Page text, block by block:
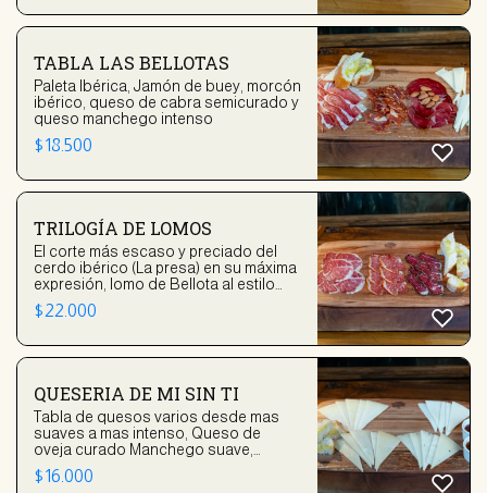
TABLA LAS BELLOTAS
Paleta Ibérica, Jamón de buey, morcón
ibérico, queso de cabra semicurado y
queso manchego intenso
$18.500
TRILOGÍA DE LOMOS
El corte más escaso y preciado del
cerdo ibérico (La presa) en su máxima
expresión, lomo de Bellota al estilo
tradicional y una invención de la casa:
El Lomo de Bellota doblado en
$22.000
QUESERIA DE MI SIN TI
Tabla de quesos varios desde mas
suaves a mas intenso, Queso de
oveja curado Manchego suave,
Queso de cabra semicurado
pasteurizado, Queso de cabra curado
$16.000